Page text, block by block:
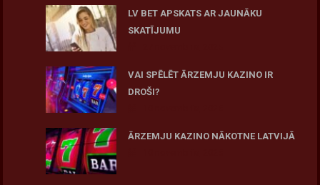
LV BET APSKATS AR JAUNĀKU
SKATĪJUMU
VAI SPĒLĒT ĀRZEMJU KAZINO IR
DROŠI?
ĀRZEMJU KAZINO NĀKOTNE LATVIJĀ